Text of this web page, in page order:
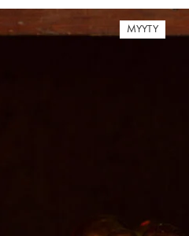
MYYTY